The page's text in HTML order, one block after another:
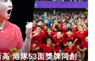
港隊53面獎牌同創